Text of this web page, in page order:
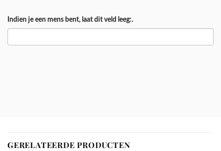
Indien je een mens bent, laat dit veld leeg:.
GERELATEERDE PRODUCTEN